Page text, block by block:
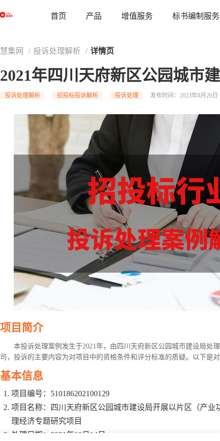
首页 产品 增值服务 标书编制服务
慧集网 / 投诉处理解析 / 详情页
2021年四川天府新区公园城市
投诉处理解析 招投标投诉解析 投诉处理 发布时间：2023年8月26日
项目简介
本投诉处理案例发生于2021年，由四川天府新区公园城市建设局处
司，投诉的主要内容为对项目中的资格条件和评分标准的质疑。以下是
基本信息
项目编号：510186202100129
项目名称：四川天府新区公园城市建设局开展以片区（产
理经济专题研究项目
处理日期：2021年10月14日